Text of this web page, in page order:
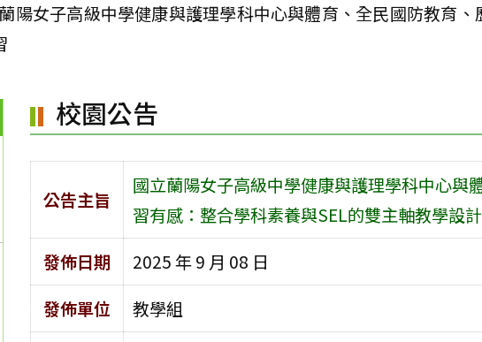
陽女子高級中學健康與護理學科中心與體育、全民國防教育
校園公告
公告主旨
國立蘭陽女子高級中學健康與護理學科中心與
習有感：整合學科素養與SEL的雙主軸教學設
發佈日期
2025 年 9 月 08 日
發佈單位
教學組